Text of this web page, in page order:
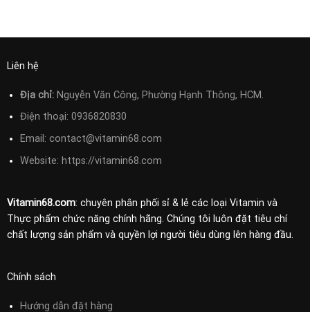
Liên hệ
Địa chỉ:Nguyễn Văn Công, Phường Hạnh Thông, HCM.
Điện thoại: 0936820830
Email: contact@vitamin68.com
Website: https://vitamin68.com
Vitamin68.com: chuyên phân phối sỉ & lẻ các loại Vitamin và
Thực phẩm chức năng chính hãng. Chúng tôi luôn đặt tiêu chí
chất lượng sản phẩm và quyền lợi người tiêu dùng lên hàng đầu.
Chính sách
Hướng dẫn đặt hàng